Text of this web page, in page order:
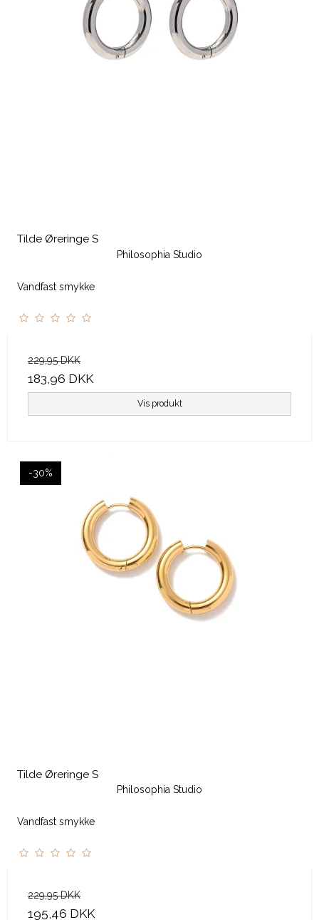
Tilde Øreringe S
Philosophia Studio
Vandfast smykke
229,95 DKK
183,96 DKK
Vis produkt
-30%
Tilde Øreringe S
Philosophia Studio
Vandfast smykke
229,95 DKK
195,46 DKK